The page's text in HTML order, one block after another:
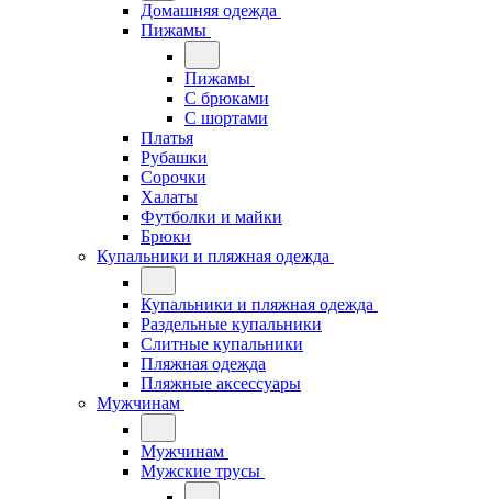
Домашняя одежда
Пижамы
Пижамы
С брюками
С шортами
Платья
Рубашки
Сорочки
Халаты
Футболки и майки
Брюки
Купальники и пляжная одежда
Купальники и пляжная одежда
Раздельные купальники
Слитные купальники
Пляжная одежда
Пляжные аксессуары
Мужчинам
Мужчинам
Мужские трусы